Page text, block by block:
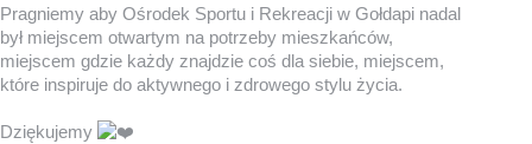
Pragniemy aby Ośrodek Sportu i Rekreacji w Gołdapi nadal
był miejscem otwartym na potrzeby mieszkańców,
miejscem gdzie każdy znajdzie coś dla siebie, miejscem,
które inspiruje do aktywnego i zdrowego stylu życia.
Dziękujemy